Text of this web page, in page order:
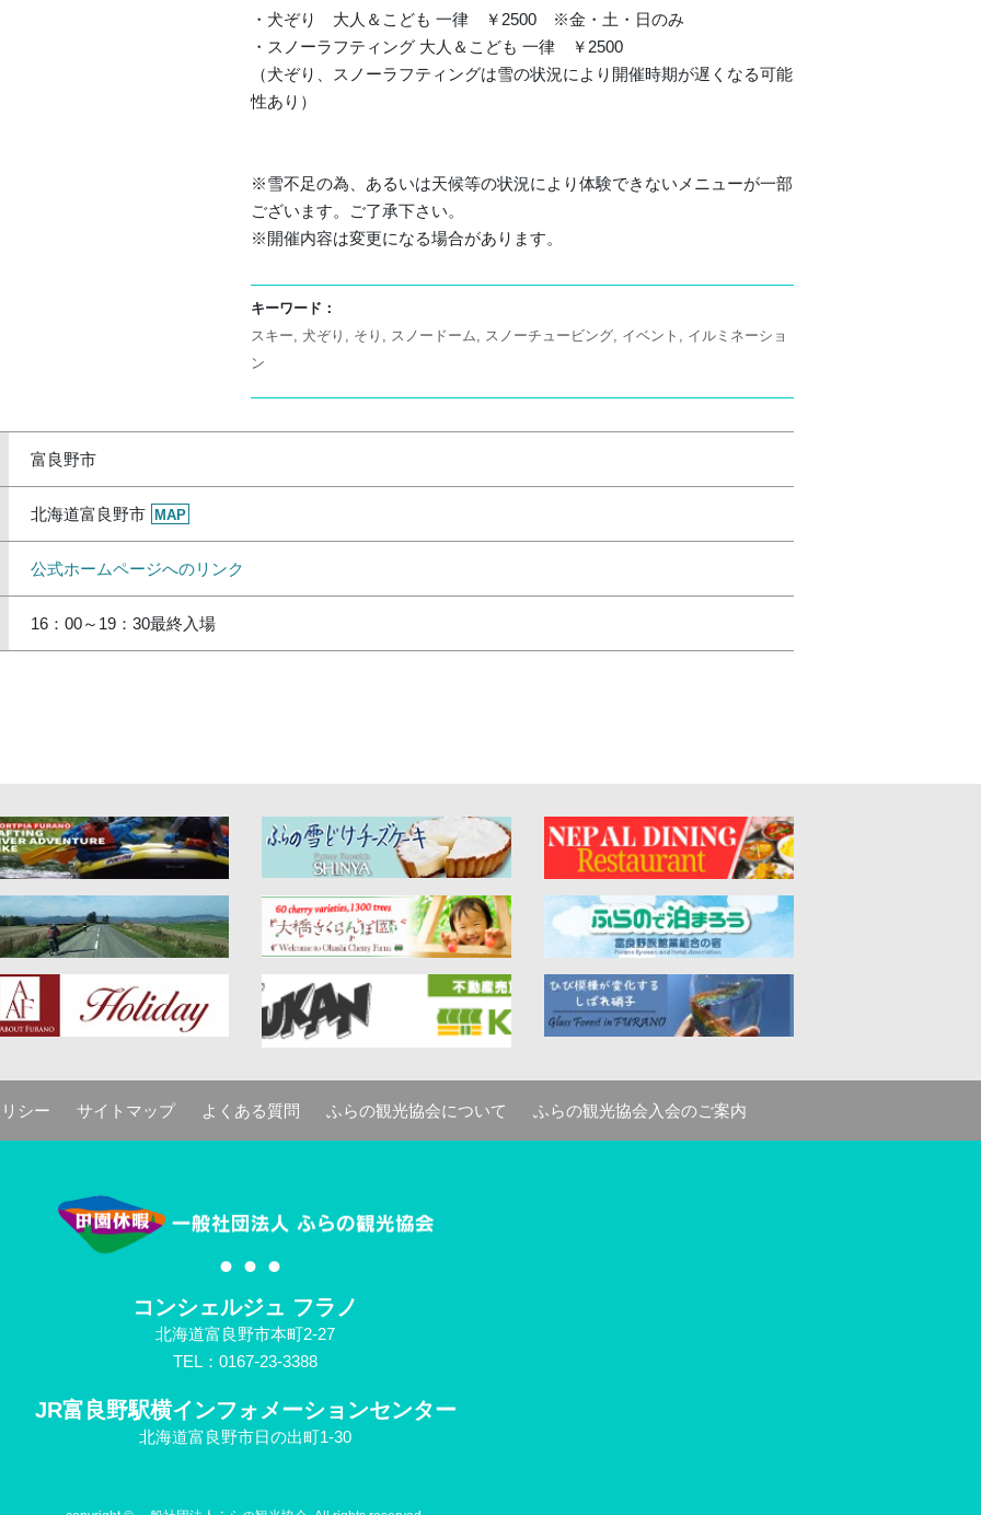
・犬ぞり 大人＆こども 一律 ￥2500 ※金・土・日のみ
・スノーラフティング 大人＆こども 一律 ￥2500
（犬ぞり、スノーラフティングは雪の状況により開催時期が遅くなる可能
性あり）
※雪不足の為、あるいは天候等の状況により体験できないメニューが一部
ございます。ご了承下さい。
※開催内容は変更になる場合があります。
キーワード：
スキー
犬ぞり そり スノードーム スノーチュービング イベント
イルミネーショ
ン
富良野市
北海道富良野市 MAP
公式ホームページへのリンク
16：00～19：30最終入場
シー サイトマップ よくある質問 ふらの観光協会について ふらの観光協会入会のご案内
コンシェルジュ フラノ
北海道富良野市本町2-27
TEL：0167-23-3388
JR富良野駅横インフォメーションセンター
北海道富良野市日の出町1-30